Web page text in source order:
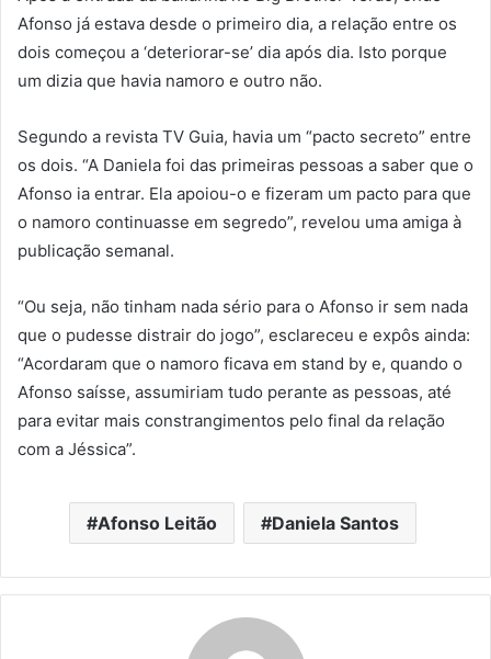
Afonso já estava desde o primeiro dia, a relação entre os
dois começou a ‘deteriorar-se’ dia após dia. Isto porque
um dizia que havia namoro e outro não.
Segundo a revista TV Guia, havia um “pacto secreto” entre
os dois. “A Daniela foi das primeiras pessoas a saber que o
Afonso ia entrar. Ela apoiou-o e fizeram um pacto para que
o namoro continuasse em segredo”, revelou uma amiga à
publicação semanal.
“Ou seja, não tinham nada sério para o Afonso ir sem nada
que o pudesse distrair do jogo”, esclareceu e expôs ainda:
“Acordaram que o namoro ficava em stand by e, quando o
Afonso saísse, assumiriam tudo perante as pessoas, até
para evitar mais constrangimentos pelo final da relação
com a Jéssica”.
Afonso Leitão Daniela Santos